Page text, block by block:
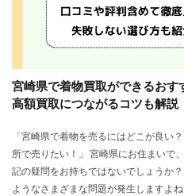
宮崎県で着物買取ができるお
高額買取につながるコツも解説
「宮崎県で着物を売るにはどこが良い
所で売りたい！」 宮崎県にお住まいで
記の疑問をお持ちではないでしょうか
ようなさまざまな問題が発生しますよ